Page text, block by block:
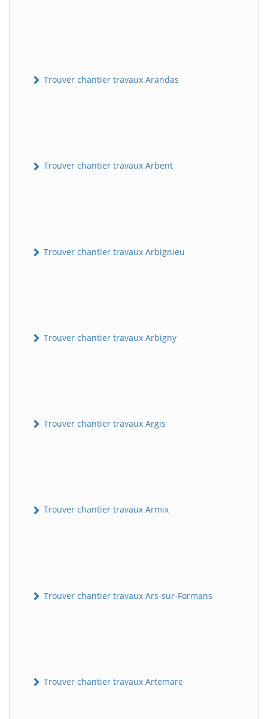
Trouver chantier travaux Arandas
Trouver chantier travaux Arbent
Trouver chantier travaux Arbignieu
Trouver chantier travaux Arbigny
Trouver chantier travaux Argis
Trouver chantier travaux Armix
Trouver chantier travaux Ars-sur-Formans
Trouver chantier travaux Artemare